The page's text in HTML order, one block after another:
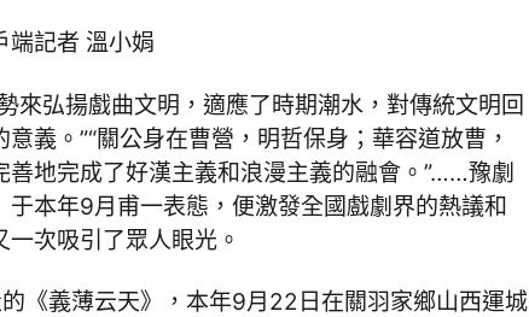
端記者 溫小娟
來弘揚戲曲文明，適應了時期潮水，對傳統文明回
意義。”“關公身在曹營，明哲保身；華容道放曹，
善地完成了好漢主義和浪漫主義的融會。”……豫劇
于本年9月甫一表態，便激發全國戲劇界的熱議和
次吸引了眾人眼光。
《義薄云天》，本年9月22日在關羽家鄉山西運城